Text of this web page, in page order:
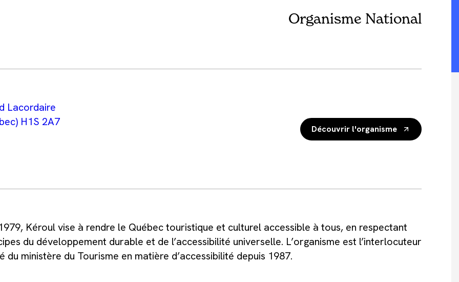
Organisme National
Lacordaire
H1S 2A7
Découvrir l'organisme
Kéroul vise à rendre le Québec touristique et culturel accessible à tous, en respectant
du développement durable et de l’accessibilité universelle. L’organisme est l’interlocuteur
du ministère du Tourisme en matière d’accessibilité depuis 1987.